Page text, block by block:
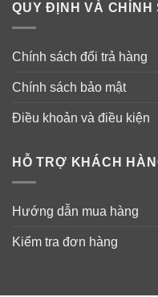
1 viên Aleve giảm các cơn
lưng, đau răng,
QUY ĐỊNH VÀ CHÍNH
Chính sách đổi trả hàng
Chính sách bảo mật
Điều khoản và điều kiện
HỖ TRỢ KHÁCH
Hướng dẫn mua hàng
Kiểm tra đơn hàng